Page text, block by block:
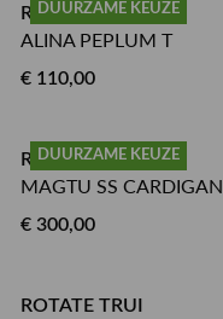
DUURZAME KEUZE
ROTATE SHIRT
ALINA PEPLUM T
€ 110,00
DUURZAME KEUZE
ROTATE VEST
MAGTU SS CARDIGAN
€ 300,00
ROTATE TRUI